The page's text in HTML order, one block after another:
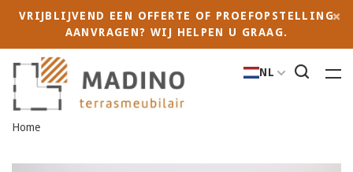
VRIJBLIJVEND EEN OFFERTE OF PROEFOPSTELLING
AANVRAGEN? WIJ HELPEN U GRAAG.
NL
Home